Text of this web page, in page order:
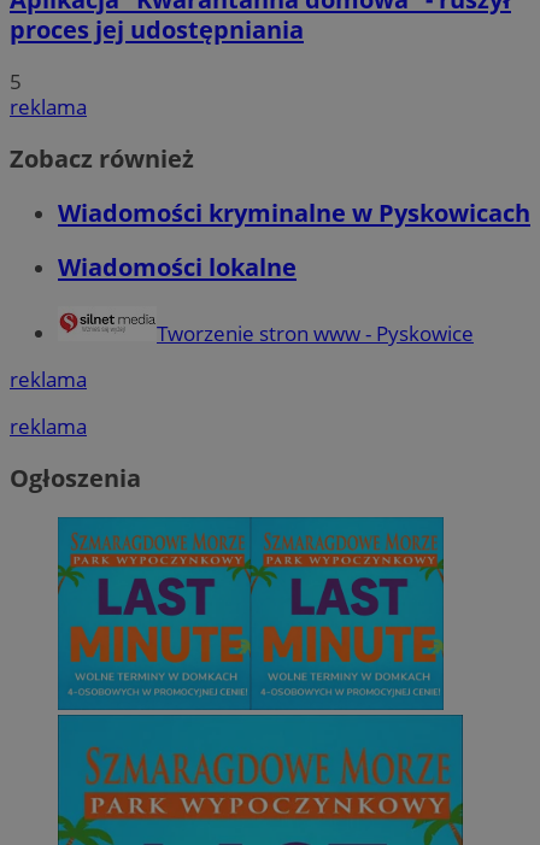
proces jej udostępniania
5
reklama
Zobacz również
Wiadomości kryminalne w Pyskowicach
Wiadomości lokalne
Tworzenie stron www - Pyskowice
reklama
reklama
Ogłoszenia